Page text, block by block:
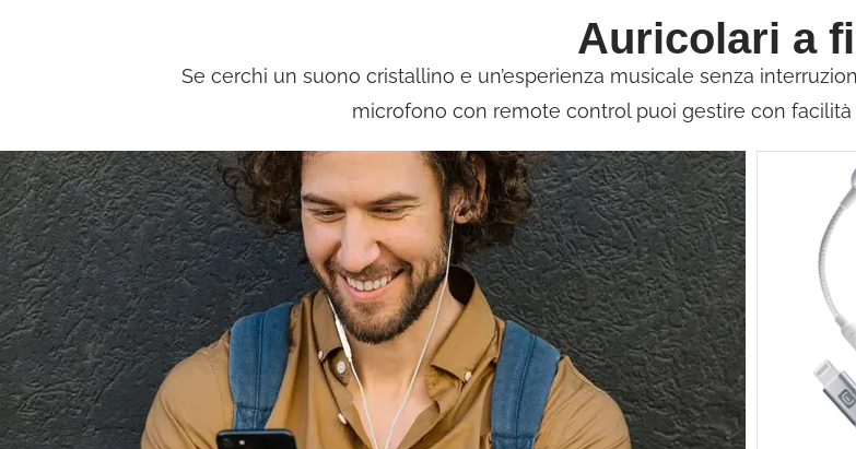
Auricolari a
Se cerchi un suono cristallino e un’esperienza musicale senza
microfono con remote control puoi gestire con